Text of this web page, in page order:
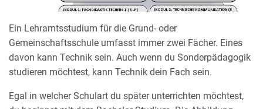
Ein Lehramtsstudium für die Grund- oder
Gemeinschaftsschule umfasst immer zwei Fächer. Eines
davon kann Technik sein. Auch wenn du Sonderpädagogik
studieren möchtest, kann Technik dein Fach sein.
Egal in welcher Schulart du später unterrichten möchtest,